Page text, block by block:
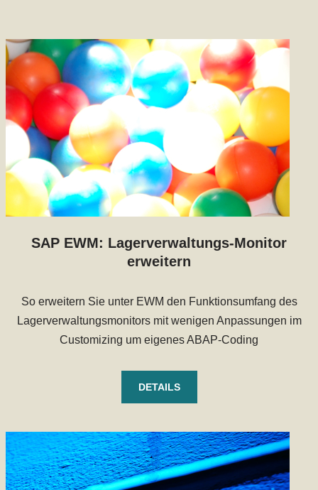
SAP EWM: Lagerverwaltungs-Monitor
erweitern
So erweitern Sie unter EWM den Funktionsumfang des
Lagerverwaltungsmonitors mit wenigen Anpassungen im
Customizing um eigenes ABAP-Coding
DETAILS